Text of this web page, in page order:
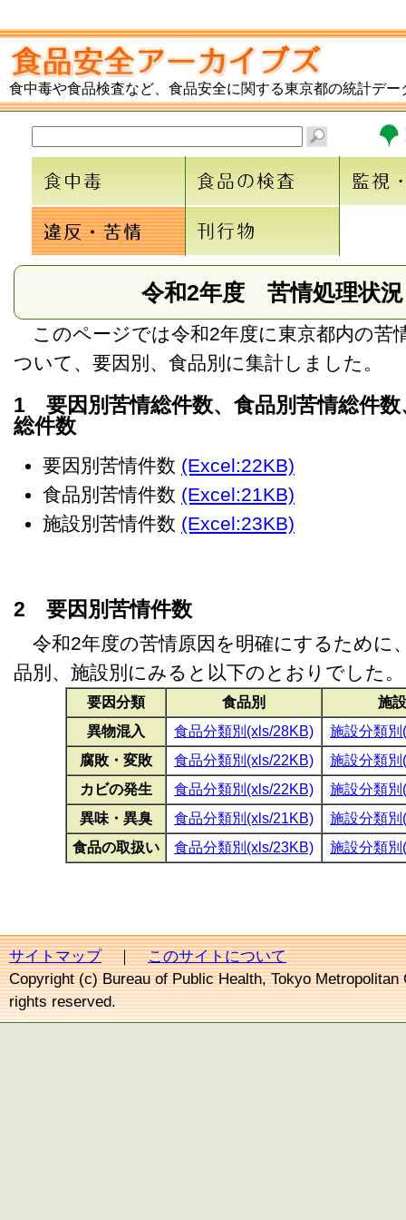
食中毒や食品検査など、食品安全に関する東京都の統計デー
令和2年度 苦情処理状況
このページでは令和2年度に東京都内の苦
ついて、要因別、食品別に集計しました。
1 要因別苦情総件数、食品別苦情総件数
総件数
要因別苦情件数 (Excel:22KB)
食品別苦情件数 (Excel:21KB)
施設別苦情件数 (Excel:23KB)
2 要因別苦情件数
令和2年度の苦情原因を明確にするために
品別、施設別にみると以下のとおりでした。
要因分類 食品別
施
異物混入
食品分類別(xls/28KB)
施設分類
腐敗・変敗
食品分類別(xls/22KB)
施設分類
カビの発生
食品分類別(xls/22KB)
施設分類
異味・異臭
食品分類別(xls/21KB)
施設分類
食品の取扱い
食品分類別(xls/23KB) 施設分類
サイトマップ｜このサイトについて
Copyright (c) Bureau of Public Health, Tokyo Metropolitan
rights reserved.